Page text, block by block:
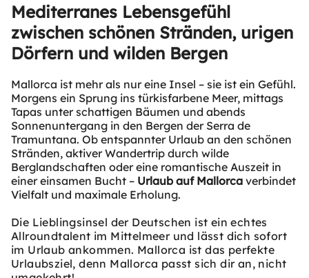
Mediterranes Lebensgefühl
zwischen schönen Stränden, urigen
Dörfern und wilden Bergen
Mallorca ist mehr als nur eine Insel – sie ist ein Gefühl.
Morgens ein Sprung ins türkisfarbene Meer, mittags
Tapas unter schattigen Bäumen und abends
Sonnenuntergang in den Bergen der Serra de
Tramuntana. Ob entspannter Urlaub an den schönen
Stränden, aktiver Wandertrip durch wilde
Berglandschaften oder eine romantische Auszeit in
einer einsamen Bucht – Urlaub auf Mallorca verbindet
Vielfalt und maximale Erholung.
Die Lieblingsinsel der Deutschen ist ein echtes
Allroundtalent im Mittelmeer und lässt dich sofort
im Urlaub ankommen. Mallorca ist das perfekte
Urlaubsziel, denn Mallorca passt sich dir an, nicht